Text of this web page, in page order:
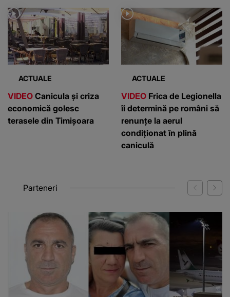
ACTUALE
VIDEO Canicula și criza
economică golesc
terasele din Timișoara
ACTUALE
VIDEO Frica de Legionella
îi determină pe români să
renunțe la aerul
condiționat în plină
caniculă
Parteneri